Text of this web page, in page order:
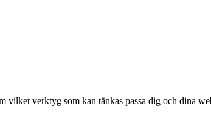
vilket verktyg som kan tänkas passa dig och dina